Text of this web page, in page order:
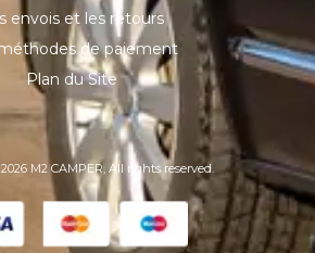
envois et les retours
de paiement
Plan du Site
M2 CAMPER, All rights reserved.